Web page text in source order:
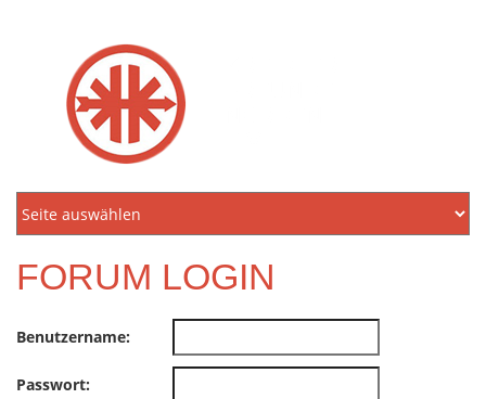
FORUM LOGIN
Benutzername:
Passwort: